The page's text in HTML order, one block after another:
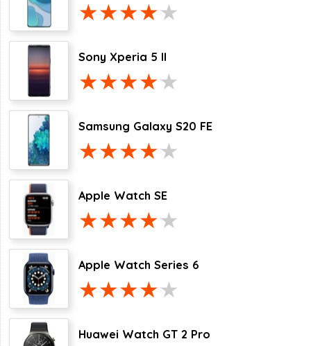
Sony Xperia 5 II
Samsung Galaxy S20 FE
Apple Watch SE
Apple Watch Series 6
Huawei Watch GT 2 Pro